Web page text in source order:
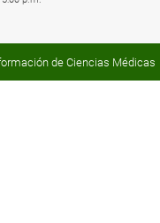
de Ciencias Médicas